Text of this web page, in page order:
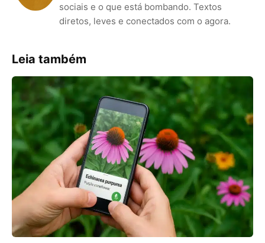
sociais e o que está bombando. Textos
diretos, leves e conectados com o agora.
Leia também